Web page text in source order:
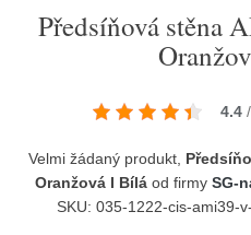
Předsíňová stěna
4.4 /
Velmi žádaný produkt,
Oranžová I Bílá od firmy SG-
SKU: 035-1222-cis-ami39-